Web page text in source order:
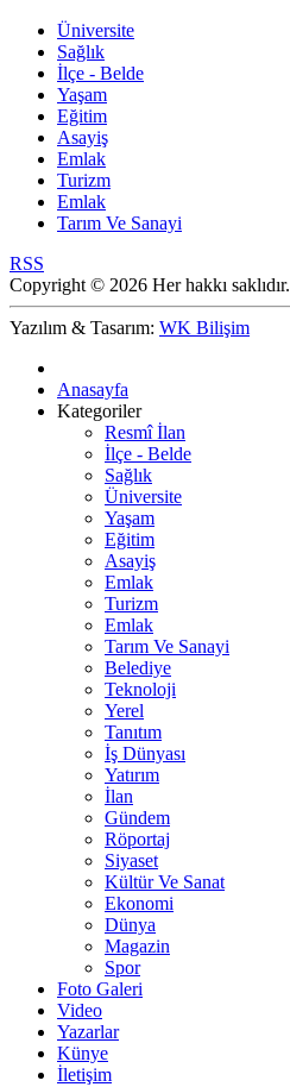
Üniversite
Sağlık
İlçe - Belde
Yaşam
Eğitim
Asayiş
Emlak
Turizm
Emlak
Tarım Ve Sanayi
RSS
Copyright © 2026 Her hakkı saklıdır.
Yazılım & Tasarım: WK Bilişim
Anasayfa
Kategoriler
Resmî İlan
İlçe - Belde
Sağlık
Üniversite
Yaşam
Eğitim
Asayiş
Emlak
Turizm
Emlak
Tarım Ve Sanayi
Belediye
Teknoloji
Yerel
Tanıtım
İş Dünyası
Yatırım
İlan
Gündem
Röportaj
Siyaset
Kültür Ve Sanat
Ekonomi
Dünya
Magazin
Spor
Foto Galeri
Video
Yazarlar
Künye
İletişim